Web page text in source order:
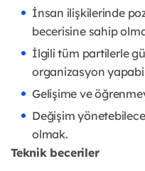
İnsan ilişkilerinde
becerisine sahip
İlgili tüm partilerle
organizasyon
Gelişime ve
Değişim
olmak.
Teknik beceriler